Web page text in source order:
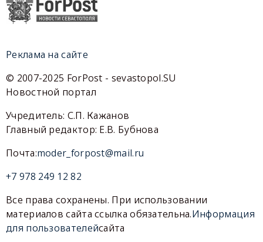
Реклама на сайте
© 2007-2025 ForPost - sevastopol.SU
Новостной портал
Учредитель: С.П. Кажанов
Главный редактор: Е.В. Бубнова
Почта:moder_forpost@mail.ru
+7 978 249 12 82
Все права сохранены. При использовании
материалов сайта ссылка обязательна.Информация
для пользователейсайта